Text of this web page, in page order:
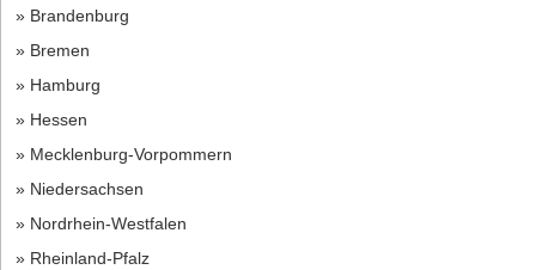
» Brandenburg
» Bremen
» Hamburg
» Hessen
» Mecklenburg-Vorpommern
» Niedersachsen
» Nordrhein-Westfalen
» Rheinland-Pfalz